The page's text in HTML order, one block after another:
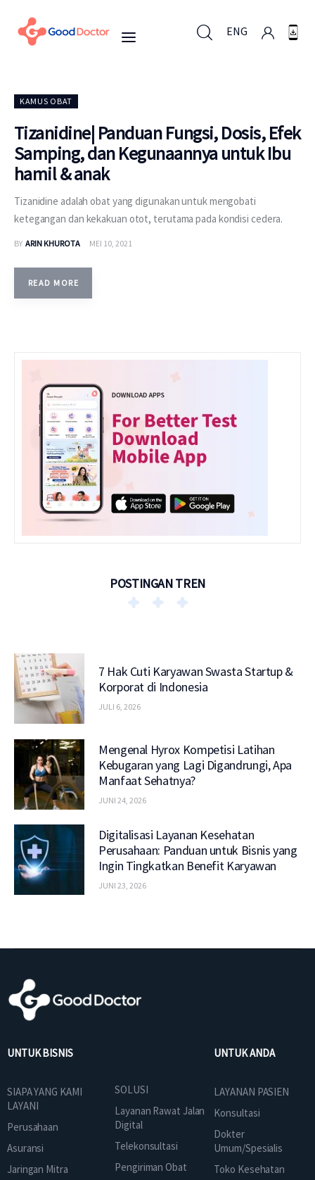
ENG
Untuk Bisnis
Untuk Anda
Mengapa Good Doctor
Berita
Layanan
KAMUS OBAT
Tizanidine| Panduan Fungsi, Dosis, Efek
Samping, dan Kegunaannya untuk Ibu
hamil & anak
Tizanidine adalah obat yang digunakan untuk mengobati
ketegangan dan kekakuan otot, terutama pada kondisi cedera.
BY ARIN KHUROTA MEI 10, 2021
READ MORE
POSTINGAN TREN
7 Hak Cuti Karyawan Swasta Startup &
Korporat di Indonesia
JULI 6, 2026
Mengenal Hyrox Kompetisi Latihan
Kebugaran yang Lagi Digandrungi, Apa
Manfaat Sehatnya?
JUNI 24, 2026
Digitalisasi Layanan Kesehatan
Perusahaan: Panduan untuk Bisnis yang
Ingin Tingkatkan Benefit Karyawan
JUNI 23, 2026
UNTUK BISNIS
SIAPA YANG KAMI
LAYANI
Perusahaan
Asuransi
Jaringan Mitra
SOLUSI
Layanan Rawat Jalan
Digital
Telekonsultasi
Pengiriman Obat
UNTUK ANDA
LAYANAN PASIEN
Konsultasi
Dokter
Umum/Spesialis
Toko Kesehatan